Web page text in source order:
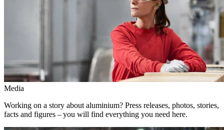
Media
Working on a story about aluminium? Press releases, photos, stories,
facts and figures – you will find everything you need here.